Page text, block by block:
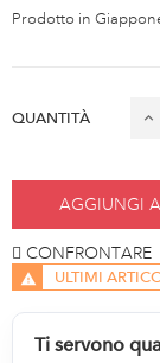
Prodotto in
QUANTITÀ
AGGIUNGI
CONFRONTARE
ULTIMI
Ti servono